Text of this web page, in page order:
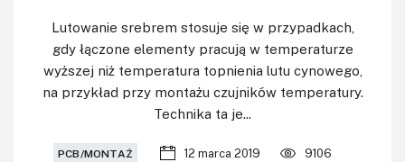
Lutowanie srebrem stosuje się w przypadkach,
gdy łączone elementy pracują w temperaturze
wyższej niż temperatura topnienia lutu cynowego,
na przykład przy montażu czujników temperatury.
Technika ta je...
PCB/MONTAŻ 12 marca 2019 9106